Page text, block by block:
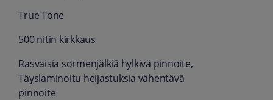
True Tone
500 nitin kirkkaus
Rasvaisia sormenjälkiä hylkivä pinnoite,
Täyslaminoitu heijastuksia vähentävä
pinnoite